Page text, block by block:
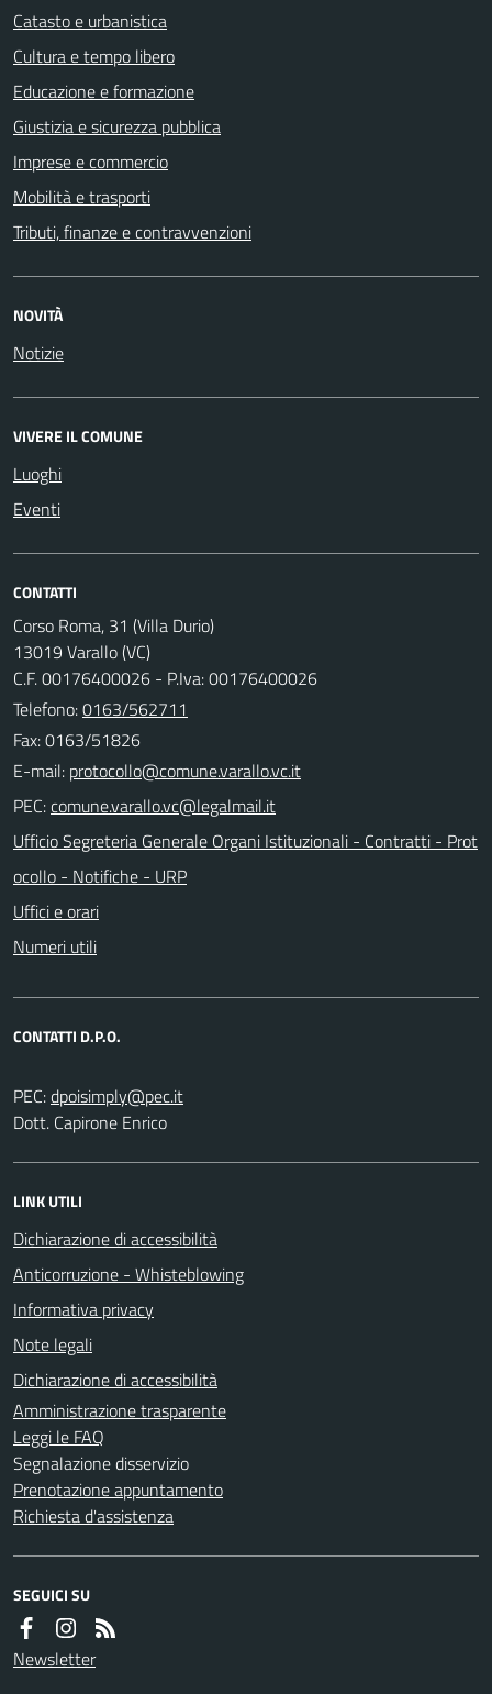
Catasto e urbanistica
Cultura e tempo libero
Educazione e formazione
Giustizia e sicurezza pubblica
Imprese e commercio
Mobilità e trasporti
Tributi, finanze e contravvenzioni
NOVITÀ
Notizie
VIVERE IL COMUNE
Luoghi
Eventi
CONTATTI
Corso Roma, 31 (Villa Durio)
13019 Varallo (VC)
C.F. 00176400026 - P.Iva: 00176400026
Telefono:0163/562711
Fax: 0163/51826
E-mail:
PEC:
Ufficio Segreteria Generale Organi Istituzionali - Contratti - Prot
ocollo - Notifiche - URP
Uffici e orari
Numeri utili
CONTATTI D.P.O.
PEC:
Dott. Capirone Enrico
LINK UTILI
Dichiarazione di accessibilità
Anticorruzione - Whisteblowing
Informativa privacy
Note legali
Dichiarazione di accessibilità
Amministrazione trasparente
Leggi le FAQ
Segnalazione disservizio
Prenotazione appuntamento
Richiesta d'assistenza
SEGUICI SU
Newsletter